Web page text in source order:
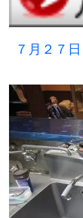
７月２７